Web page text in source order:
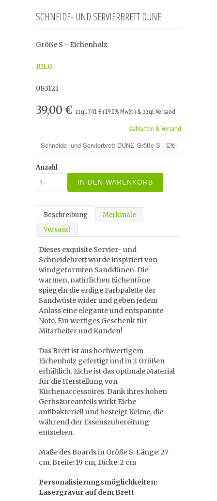
SCHNEIDE- UND SERVIERBRETT DUNE
Größe S - Eichenholz
RILO
083121
39,00 € zzgl. 7,41 € (19.0% MwSt.) & zzgl. Versand
Zahlarten & Versand
Anzahl
IN DEN WARENKORB
Beschreibung
Merkmale
Versand
Dieses exquisite Servier- und
Schneidebrett wurde inspiriert von
windgeformten Sanddünen. Die
warmen, natürlichen Eichentöne
spiegeln die erdige Farbpalette der
Sandwüste wider und geben jedem
Anlass eine elegante und entspannte
Note. Ein wertiges Geschenk für
Mitarbeiter und Kunden!
Das Brett ist aus hochwertigem
Eichenholz gefertigt und in 2 Größen
erhältlich. Eiche ist das optimale Material
für die Herstellung von
Küchenaccessoires. Dank ihres hohen
Gerbsäureanteils wirkt Eiche
antibakteriell und besteigt Keime, die
während der Essenszubereitung
entstehen.
Maße des Boards in Größe S: Länge: 27
cm, Breite: 19 cm, Dicke: 2 cm
Personalisierungsmöglichkeiten:
Lasergravur auf dem Brett